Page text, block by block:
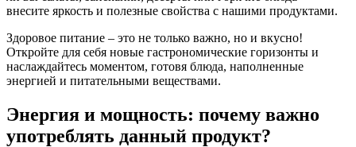
внесите яркость и полезные свойства с нашими продуктами.
Здоровое питание – это не только важно, но и вкусно!
Откройте для себя новые гастрономические горизонты и
наслаждайтесь моментом, готовя блюда, наполненные
энергией и питательными веществами.
Энергия и мощность: почему важно
употреблять данный продукт?